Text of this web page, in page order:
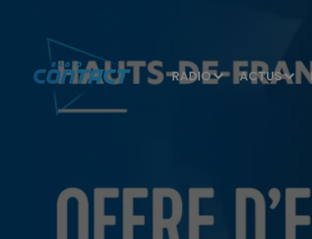
RADIO ACTUS